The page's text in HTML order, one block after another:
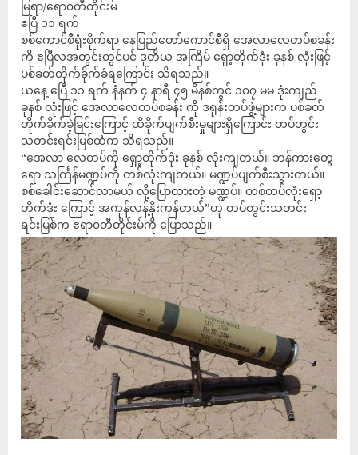
မြရာ/ဧရာ၀တီတိုင်းမ်
ဧပြီ ၁၁ ရက်
စစ်ကောင်စီရုံးစိုက်ရာ နေပြည်တော်ကောင်စီရှိ အေလာလေတပ်စခန်း
ကို ဧပြီလအတွင်းတွင်ပင် ဒုတိယ အကြိမ် ရှော့တိုက်ဒုံး ခုနစ် လုံးဖြင့်
ပစ်ခတ်တိုက်ခိုက်ခံရကြောင်း သိရသည်။
ယနေ့ ဧပြီ ၁၁ ရက် နံနက် ၄ နာရီ ၄၅ မိနစ်တွင် ၁၀၇ မမ ဒုံးကျည်
ခုနစ် လုံးဖြင့် အေလာလေတပ်စခန်း ကို ဒရုန်းတပ်ဖွဲ့များက ပစ်ခတ်
တိုက်ခိုက်ခဲ့ခြင်းကြောင့် ထိခိုက်ပျက်စီးမှုများရှိကြောင်း တပ်တွင်း
သတင်းရင်းမြစ်ထံက သိရသည်။
“အေလာ လေတပ်ကို ရှော့တိုက်ဒုံး ခုနစ် လုံးကျတယ်။ ဘန်ကားတွေ
ရော သင်္ကြန်မဏ္ဍပ်ကို တစ်လုံးကျတယ်။ မဏ္ဍပ်ပျက်စီးသွားတယ်။
စစ်ခေါင်းဆောင်လာမယ် လို့ပြောထားတဲ့ မဏ္ဍပ်။ တစ်တပ်လုံးရှော့
တိုက်ဒုံး ကြောင့် အကုန်လန့်နိုးကုန်တယ်”ဟု တပ်တွင်းသတင်း
ရင်းမြစ်က ဧရာ၀တီတိုင်းမ်ကို ပြောသည်။